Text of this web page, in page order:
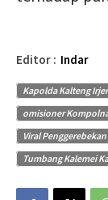
Editor : Indar
Kapolda Kalteng
omisioner
Viral
Tumbang Kalemei